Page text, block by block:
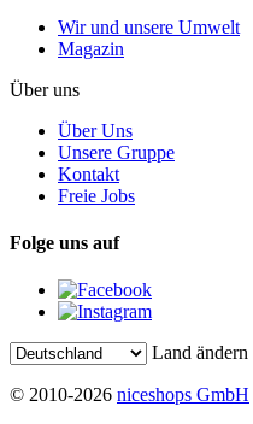
Wir und unsere Umwelt
Magazin
Über uns
Über Uns
Unsere Gruppe
Kontakt
Freie Jobs
Folge uns auf
Land ändern
© 2010-2026 niceshops GmbH